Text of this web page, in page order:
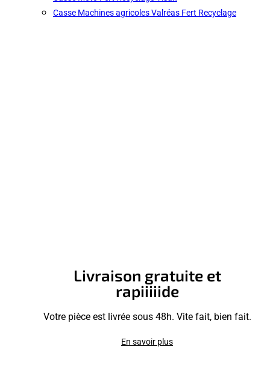
Casse Machines agricoles Valréas Fert Recyclage
Livraison gratuite et
rapiiiiide
Votre pièce est livrée sous 48h. Vite fait, bien fait.
En savoir plus